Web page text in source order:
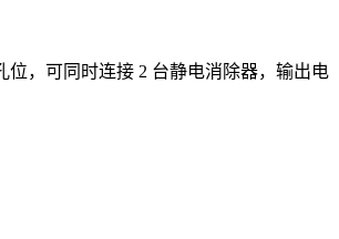
位，可同时连接 2 台静电消除器，输出电